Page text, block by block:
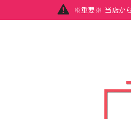
※重要※ 当店から